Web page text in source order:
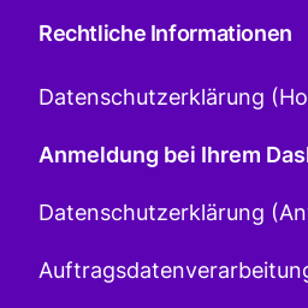
Rechtliche Informationen
Datenschutzerklärung
Anmeldung bei Ihrem
Datenschutzerklärung